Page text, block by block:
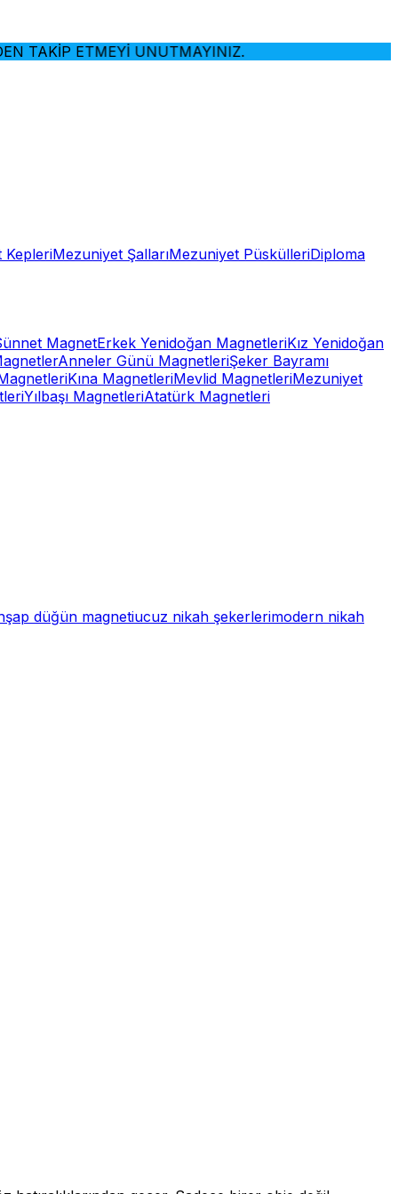
ETMEYİ UNUTMAYINIZ.
KepleriMezuniyet ŞallarıMezuniyet PüskülleriDiploma
MagnetErkek Yenidoğan MagnetleriKız Yenidoğan
Anneler Günü MagnetleriŞeker Bayramı
Kına MagnetleriMevlid MagnetleriMezuniyet
Yılbaşı MagnetleriAtatürk Magnetleri
düğün magnetiucuz nikah şekerlerimodern nikah